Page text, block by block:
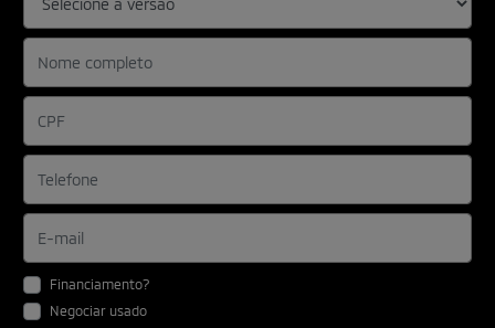
Financiamento?
Negociar usado